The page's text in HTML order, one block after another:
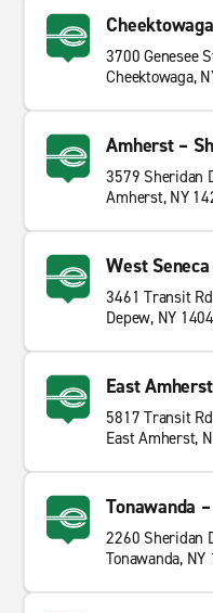
Cheektowaga
3700 Genesee
Cheektowaga,
Amherst –
3579 Sheridan
Amherst, NY
West
3461 Transit Rd
Depew, NY
East Amherst
5817 Transit Rd
East Amherst,
Tonawanda
2260 Sheridan
Tonawanda, NY